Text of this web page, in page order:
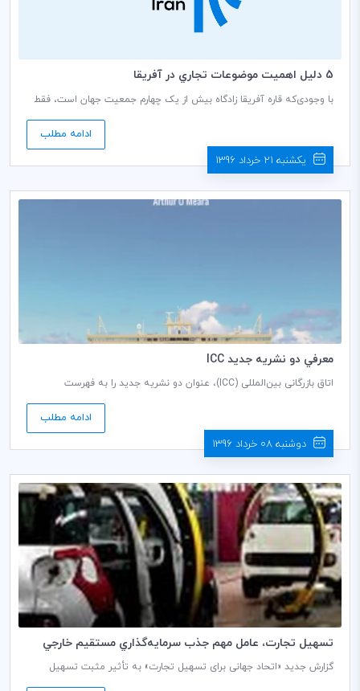
5 دليل اهميت موضوعات تجاري در آفريقا
با وجودی‌که قاره آفریقا زادگاه بیش از یک چهارم جمعیت جهان است، فقط
کار به مناسبت روز دستورکار تجارت جهانی ICC در «نایروبی»، «کنیا» در
ادامه مطلب
یکشنبه 21 خرداد 1396
معرفي دو نشريه جديد ICC
اتاق بازرگانی بین‌المللی (ICC)، عنوان دو نشریه جدید را به فهرست
بین‌المللی» و «بدست آوردن پول از طریق اینکوترمز 2010»، نشریات جدید
ادامه مطلب
دوشنبه 08 خرداد 1396
تسهيل تجارت، عامل مهم جذب سرمايه‌گذاري مستقيم خارجي
است
گزارش جدید «اتحاد جهانی برای تسهیل تجارت» به تأثیر مثبت تسهیل